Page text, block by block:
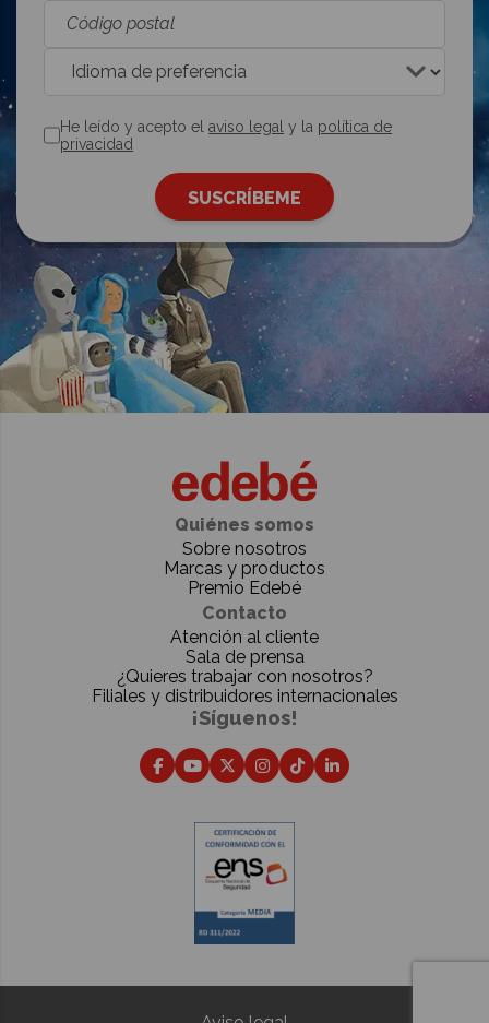
He leído y acepto elaviso legal y la política de
privacidad
Quiénes somos
Sobre nosotros
Marcas y productos
Premio Edebé
Contacto
Atención al cliente
Sala de prensa
¿Quieres trabajar con nosotros?
Filiales y distribuidores internacionales
¡Síguenos!